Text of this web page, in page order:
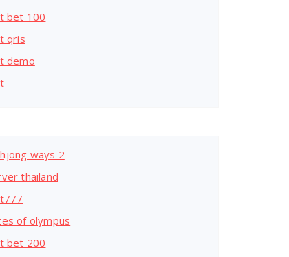
bet 100
qris
demo
ways 2
thailand
of olympus
bet 200